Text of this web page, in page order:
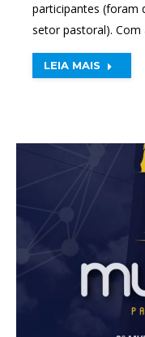
participantes (foram
setor pastoral). Com
LEIA MAIS